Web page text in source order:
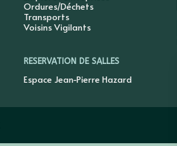
Ordures/Déchets
Transports
Voisins Vigilants
RESERVATION DE SALLES
Espace Jean-Pierre Hazard